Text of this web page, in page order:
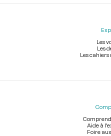
Les
Les
Les cahiers
Aide à
Foire